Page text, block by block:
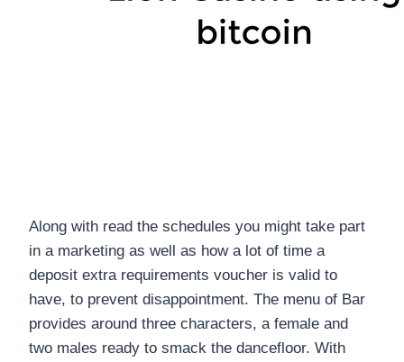
Along with read the schedules you might take part
in a marketing as well as how a lot of time a
deposit extra requirements voucher is valid to
have, to prevent disappointment. The menu of Bar
provides around three characters, a female and
two males ready to smack the dancefloor. With